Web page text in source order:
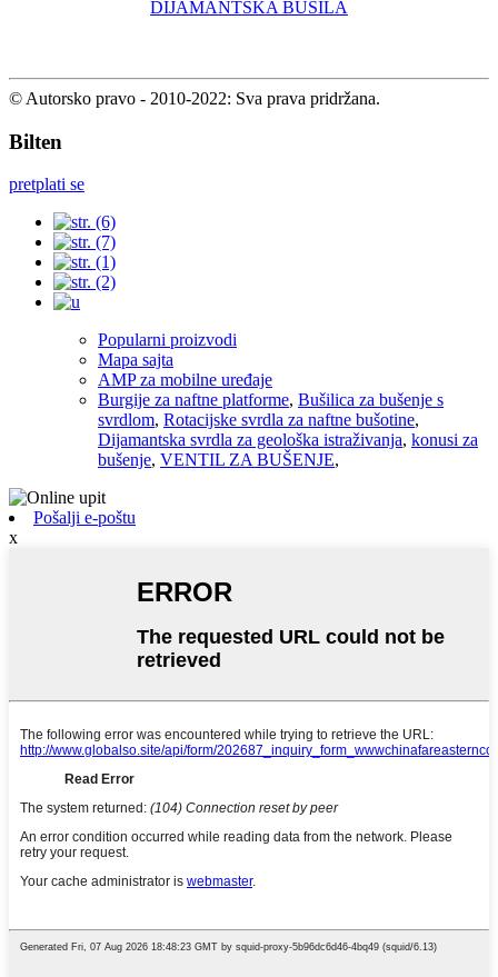
DIJAMANTSKA BUŠILA
© Autorsko pravo - 2010-2022: Sva prava pridržana.
Bilten
pretplati se
Popularni proizvodi
Mapa sajta
AMP za mobilne uređaje
Burgije za naftne platforme, Bušilica za bušenje s
svrdlom, Rotacijske svrdla za naftne bušotine,
Dijamantska svrdla za geološka istraživanja, konusi za
bušenje, VENTIL ZA BUŠENJE,
Pošalji e-poštu
x